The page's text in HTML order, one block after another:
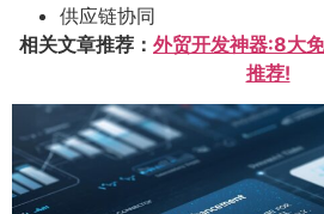
供应链协同
相关文章推荐： 外贸开发神器:8大
推荐!